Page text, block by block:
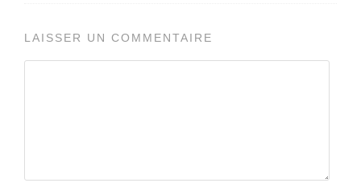
LAISSER UN COMMENTAIRE